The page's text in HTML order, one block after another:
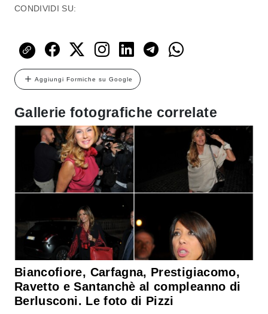
CONDIVIDI SU:
Aggiungi Formiche su Google
Gallerie fotografiche correlate
Biancofiore, Carfagna, Prestigiacomo,
Ravetto e Santanchè al compleanno di
Berlusconi. Le foto di Pizzi